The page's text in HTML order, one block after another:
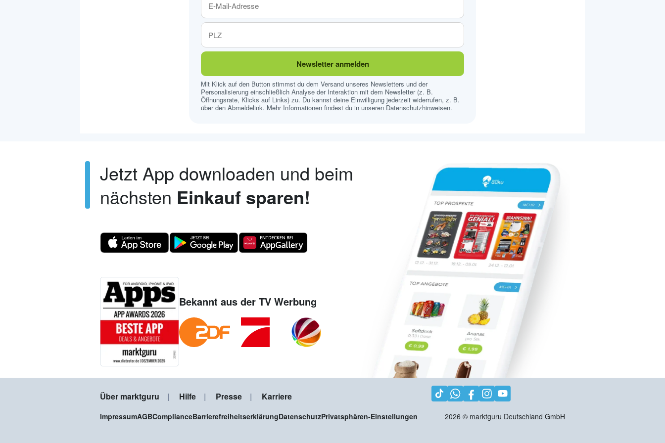
Newsletter anmelden
Mit Klick auf den Button stimmst du dem Versand unseres Newsletters und der
Personalisierung einschließlich Analyse der Interaktion mit dem Newsletter (z. B.
Öffnungsrate, Klicks auf Links) zu. Du kannst deine Einwilligung jederzeit widerrufen, z. B.
über den Abmeldelink. Mehr Informationen findest du in unseren Datenschutzhinweisen.
Jetzt App downloaden und beim
nächsten Einkauf sparen!
Bekannt aus der TV Werbung
Über marktguru Hilfe Presse Karriere
ImpressumAGBComplianceBarrierefreiheitserklärungDatenschutzPrivatsphären-Einstellungen 2026 © marktguru Deutschland GmbH